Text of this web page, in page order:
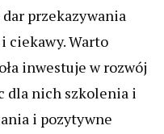
przekazywania
ciekawy. Warto
inwestuje w rozwój
dla nich szkolenia i
i pozytywne